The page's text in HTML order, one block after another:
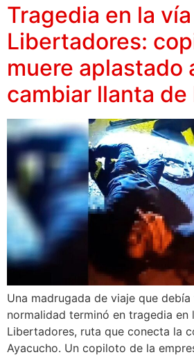
Tragedia en la vía
Libertadores:
muere aplastado
cambiar llanta de
Una madrugada de viaje que
normalidad terminó en tragedia en
Libertadores, ruta que conecta la
Ayacucho. Un copiloto de la